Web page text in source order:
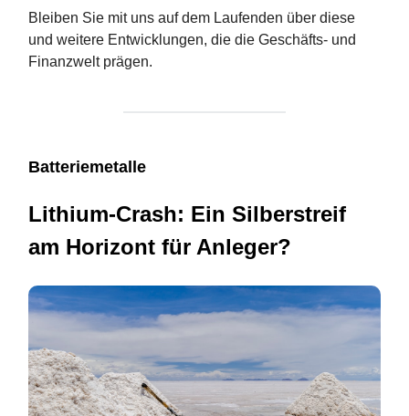
Bleiben Sie mit uns auf dem Laufenden über diese
und weitere Entwicklungen, die die Geschäfts- und
Finanzwelt prägen.
Batteriemetalle
Lithium-Crash: Ein Silberstreif
am Horizont für Anleger?